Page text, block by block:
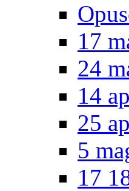
17
24
14
25
5
17